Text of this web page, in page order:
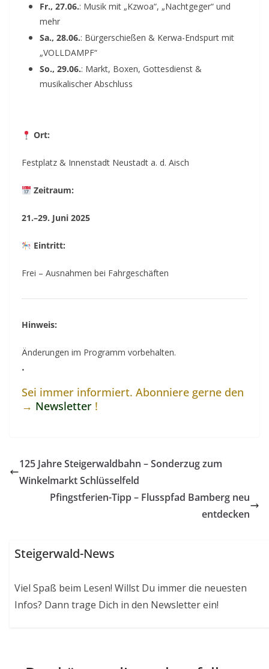
Fr., 27.06.: Musik mit „Kzwoa“, „Nachtgeger“ und
mehr
Sa., 28.06.: Bürgerschießen & Kerwa-Endspurt mit
„VOLLDAMPF“
So., 29.06.: Markt, Boxen, Gottesdienst &
musikalischer Abschluss
Ort:
Festplatz & Innenstadt Neustadt a. d. Aisch
Zeitraum:
21.–29. Juni 2025
Eintritt:
Frei – Ausnahmen bei Fahrgeschäften
Hinweis:
Änderungen im Programm vorbehalten.
.
Sei immer informiert. Abonniere gerne den
→ Newsletter !
125 Jahre Steigerwaldbahn – Sonderzug zum
Winkelmarkt Schlüsselfeld
Pfingstferien-Tipp – Flusspfad Bamberg neu
entdecken
Steigerwald-News
Viel Spaß beim Lesen! Willst Du immer die neuesten
Infos? Dann trage Dich in den Newsletter ein!